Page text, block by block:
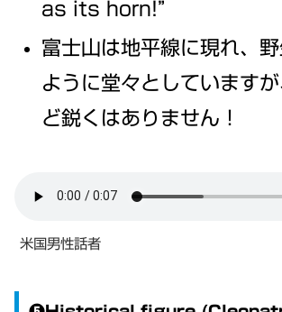
as its horn!”
富士山は地平線に現れ、
ように堂々としています
ど鋭くはありません！
米国男性話者